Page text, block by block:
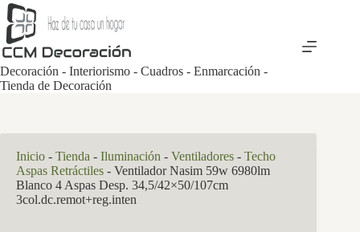
Saltar
al
contenido
Decoración - Interiorismo - Cuadros - Enmarcación -
Tienda de Decoración
Inicio - Tienda - Iluminación - Ventiladores - Techo
Aspas Retráctiles - Ventilador Nasim 59w 6980lm
Blanco 4 Aspas Desp. 34,5/42×50/107cm
3col.dc.remot+reg.inten